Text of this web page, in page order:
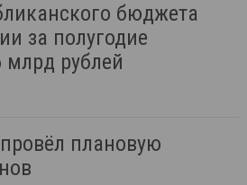
бюджета
за полугодие
млрд рублей
плановую